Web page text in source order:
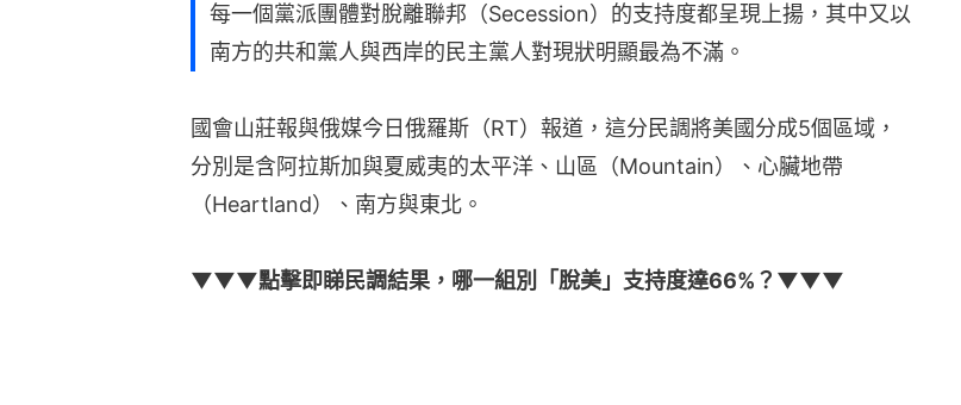
每一個黨派團體對脫離聯邦（Secession）的支持度都呈現上揚，其中又以
南方的共和黨人與西岸的民主黨人對現狀明顯最為不滿。
國會山莊報與俄媒今日俄羅斯（RT）報道，這分民調將美國分成5個區域，
分別是含阿拉斯加與夏威夷的太平洋、山區（Mountain）、心臟地帶
（Heartland）、南方與東北。
▼▼▼點擊即睇民調結果，哪一組別「脫美」支持度達66%？▼▼▼